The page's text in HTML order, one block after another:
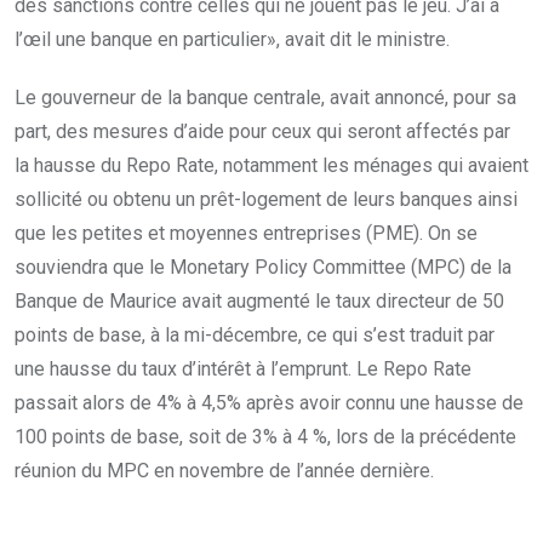
des sanctions contre celles qui ne jouent pas le jeu. J’ai à
l’œil une banque en particulier», avait dit le ministre.
Le gouverneur de la banque centrale, avait annoncé, pour sa
part, des mesures d’aide pour ceux qui seront affectés par
la hausse du Repo Rate, notamment les ménages qui avaient
sollicité ou obtenu un prêt-logement de leurs banques ainsi
que les petites et moyennes entreprises (PME). On se
souviendra que le Monetary Policy Committee (MPC) de la
Banque de Maurice avait augmenté le taux directeur de 50
points de base, à la mi-décembre, ce qui s’est traduit par
une hausse du taux d’intérêt à l’emprunt. Le Repo Rate
passait alors de 4% à 4,5% après avoir connu une hausse de
100 points de base, soit de 3% à 4 %, lors de la précédente
réunion du MPC en novembre de l’année dernière.